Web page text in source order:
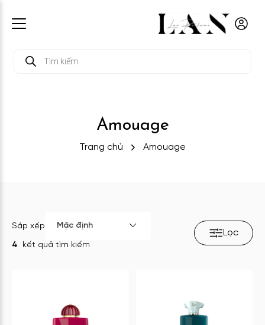
kiếm
Amouage
Trang chủ Amouage
Lọc
Sắp xếp Mặc định
4 kết quả tìm kiếm